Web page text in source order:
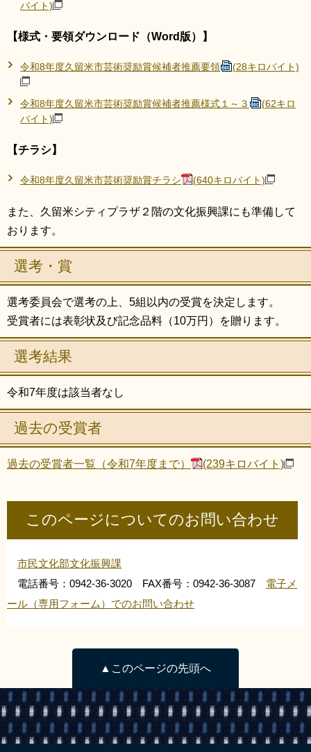
バイト)
【様式・要領ダウンロード（Word版）】
令和8年度久留米市芸術奨励賞候補者推薦要領 (28キロバイト)
令和8年度久留米市芸術奨励賞候補者推薦様式１～３
(62キロ
バイト)
【チラシ】
令和8年度久留米市芸術奨励賞チラシ (640キロバイト)
また、久留米シティプラザ２階の文化振興課にも準備して
おります。
選考・賞
選考委員会で選考の上、5組以内の受賞を決定します。
受賞者には表彰状及び記念品料（10万円）を贈ります。
選考結果
令和7年度は該当者なし
過去の受賞者
過去の受賞者一覧（令和7年度まで） (239キロバイト)
このページについてのお問い合わせ
市民文化部文化振興課
電話番号：0942-36-3020 FAX番号：0942-36-3087 電子メ
ール（専用フォーム）でのお問い合わせ
▲このページの先頭へ